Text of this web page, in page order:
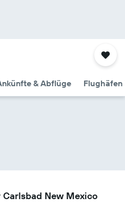
& Abflüge Flughäfen
New Mexico